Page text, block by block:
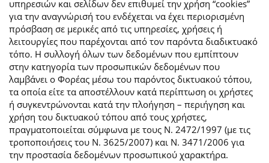
υπηρεσιών και σελίδων δεν επιθυμεί την χρήση “cookies”
για την αναγνώρισή του ενδέχεται να έχει περιορισμένη
πρόσβαση σε μερικές από τις υπηρεσίες, χρήσεις ή
λειτουργίες που παρέχονται από τον παρόντα διαδικτυακό
τόπο. Η συλλογή όλων των δεδομένων που εμπίπτουν
στην κατηγορία των προσωπικών δεδομένων που
λαμβάνει ο Φορέας μέσω του παρόντος δικτυακού τόπου,
τα οποία είτε τα αποστέλλουν κατά περίπτωση οι χρήστες
ή συγκεντρώνονται κατά την πλοήγηση – περιήγηση και
χρήση του δικτυακού τόπου από τους χρήστες,
πραγματοποιείται σύμφωνα με τους Ν. 2472/1997 (με τις
τροποποιήσεις του Ν. 3625/2007) και Ν. 3471/2006 για
την προστασία δεδομένων προσωπικού χαρακτήρα.